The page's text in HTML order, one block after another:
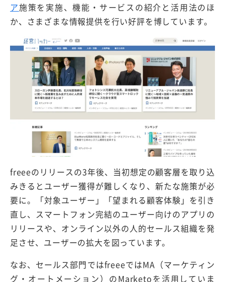
ア施策を実施、機能・サービスの紹介と活用法のほ
か、さまざまな情報提供を行い好評を博しています。
freeeのリリースの3年後、当初想定の顧客層を取り込
みきるとユーザー獲得が難しくなり、新たな施策が必
要に。「対象ユーザー」「望まれる顧客体験」を引き
直し、スマートフォン完結のユーザー向けのアプリの
リリースや、オンライン以外の人的セールス組織を発
足させ、ユーザーの拡大を図っています。
なお、セールス部門ではfreeeではMA（マーケティン
グ・オートメーション）のMarketoを活用していま